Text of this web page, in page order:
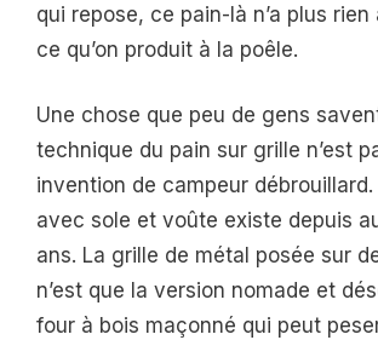
qui repose, ce pain-là n’a plus
ce qu’on produit à la poêle.
Une chose que peu de gens
technique du pain sur grille n’est
invention de campeur
avec sole et voûte existe depuis
ans. La grille de métal posée sur
n’est que la version nomade et
four à bois maçonné qui peut